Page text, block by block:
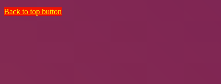
Back to top button